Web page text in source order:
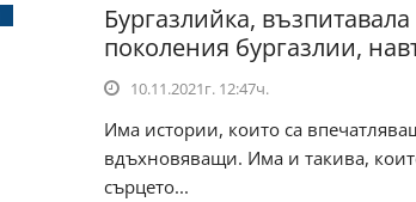
Бургазлийка,
поколения бургазлии,
10.11.2021г. 12:47ч.
Има истории, които са
вдъхновяващи. Има и такива,
сърцето...